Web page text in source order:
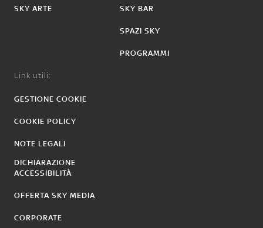
SKY ARTE SKY BAR
SPAZI SKY
PROGRAMMI
Link utili:
GESTIONE COOKIE
COOKIE POLICY
NOTE LEGALI
DICHIARAZIONE
ACCESSIBILITÀ
OFFERTA SKY MEDIA
CORPORATE